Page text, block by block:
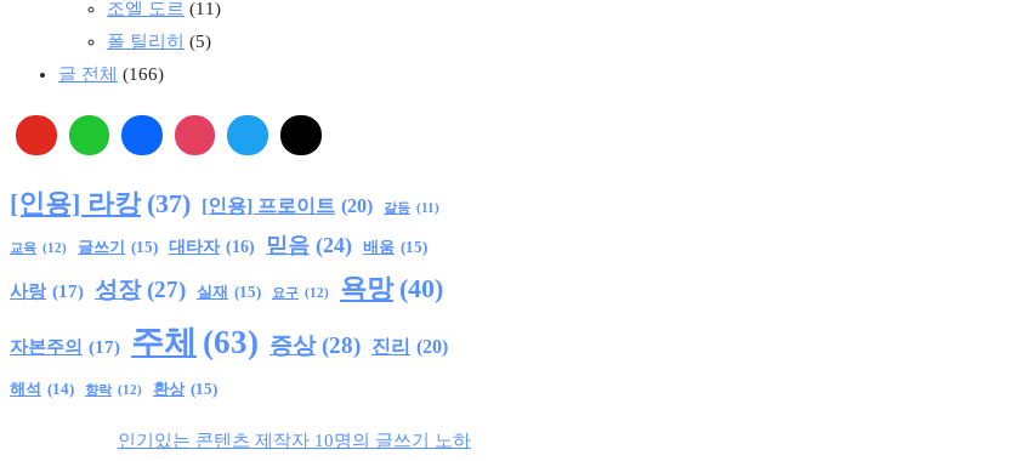
조엘 도르 (11)
폴 틸리히 (5)
글 전체 (166)
[인용] 라캉 (37) [인용] 프로이트 (20) 갈등 (11)
교육 (12) 글쓰기 (15) 대타자 (16) 믿음 (24) 배움 (15)
사랑 (17) 성장 (27) 실재 (15) 요구 (12) 욕망 (40)
자본주의 (17) 주체 (63) 증상 (28) 진리 (20)
해석 (14) 향락 (12) 환상 (15)
인기있는 콘텐츠 제작자 10명의 글쓰기 노하